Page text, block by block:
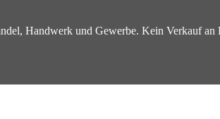
Handwerk und Gewerbe. Kein Verkauf an